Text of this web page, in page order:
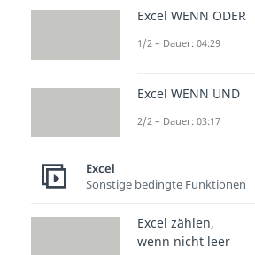
Wie du eine Excel
Passwort schützen
jetzt. Um nur
Bearbeitung zu
auchausblenden
das geht und wie
einblendest.
Excel WENN ODER
1/2 – Dauer: 04:29
Excel WENN UND
2/2 – Dauer: 03:17
Excel
Sonstige bedingte Funktionen
Excel zählen,
wenn nicht leer